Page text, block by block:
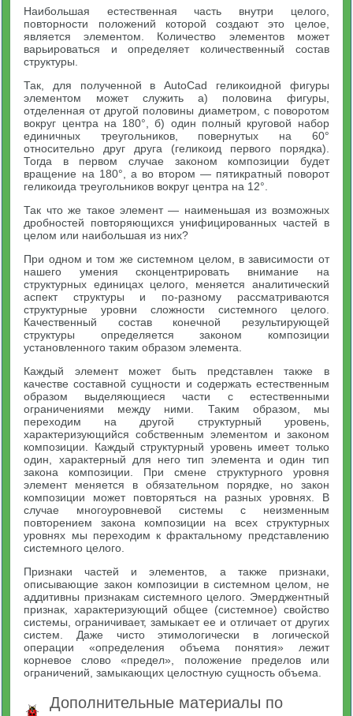
Наибольшая естественная часть внутри целого,
повторности положений которой создают это целое,
является элементом. Количество элементов может
варьироваться и определяет количественный состав
структуры.
Так, для полученной в AutoCad геликоидной фигуры
элементом может служить а) половина фигуры,
отделенная от другой половины диаметром, с поворотом
вокруг центра на 180°, б) один полный круговой набор
единичных треугольников, повернутых на 60°
относительно друг друга (геликоид первого порядка).
Тогда в первом случае законом композиции будет
вращение на 180°, а во втором — пятикратный поворот
геликоида треугольников вокруг центра на 12°.
Так что же такое элемент — наименьшая из возможных
дробностей повторяющихся унифицированных частей в
целом или наибольшая из них?
При одном и том же системном целом, в зависимости от
нашего умения сконцентрировать внимание на
структурных единицах целого, меняется аналитический
аспект структуры и по-разному рассматриваются
структурные уровни сложности системного целого.
Качественный состав конечной результирующей
структуры определяется законом композиции
установленного таким образом элемента.
Каждый элемент может быть представлен также в
качестве составной сущности и содержать естественным
образом выделяющиеся части с естественными
ограничениями между ними. Таким образом, мы
переходим на другой структурный уровень,
характеризующийся собственным элементом и законом
композиции. Каждый структурный уровень имеет только
один, характерный для него тип элемента и один тип
закона композиции. При смене структурного уровня
элемент меняется в обязательном порядке, но закон
композиции может повторяться на разных уровнях. В
случае многоуровневой системы с неизменным
повторением закона композиции на всех структурных
уровнях мы переходим к фрактальному представлению
системного целого.
Признаки частей и элементов, а также признаки,
описывающие закон композиции в системном целом, не
аддитивны признакам системного целого. Эмерджентный
признак, характеризующий общее (системное) свойство
системы, ограничивает, замыкает ее и отличает от других
систем. Даже чисто этимологически в логической
операции «определения объема понятия» лежит
корневое слово «предел», положение пределов или
ограничений, замыкающих целостную сущность объема.
Дополнительные материалы по